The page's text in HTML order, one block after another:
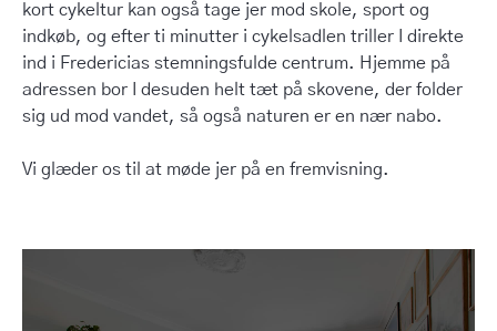
kort cykeltur kan også tage jer mod skole, sport og
indkøb, og efter ti minutter i cykelsadlen triller I direkte
ind i Fredericias stemningsfulde centrum. Hjemme på
adressen bor I desuden helt tæt på skovene, der folder
sig ud mod vandet, så også naturen er en nær nabo.
Vi glæder os til at møde jer på en fremvisning.